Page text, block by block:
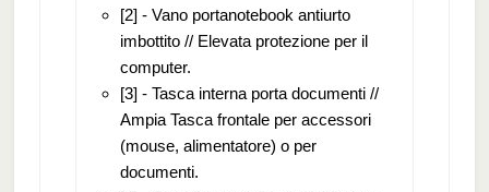
[2] - Vano portanotebook antiurto
imbottito // Elevata protezione per il
computer.
[3] - Tasca interna porta documenti //
Ampia Tasca frontale per accessori
(mouse, alimentatore) o per
documenti.